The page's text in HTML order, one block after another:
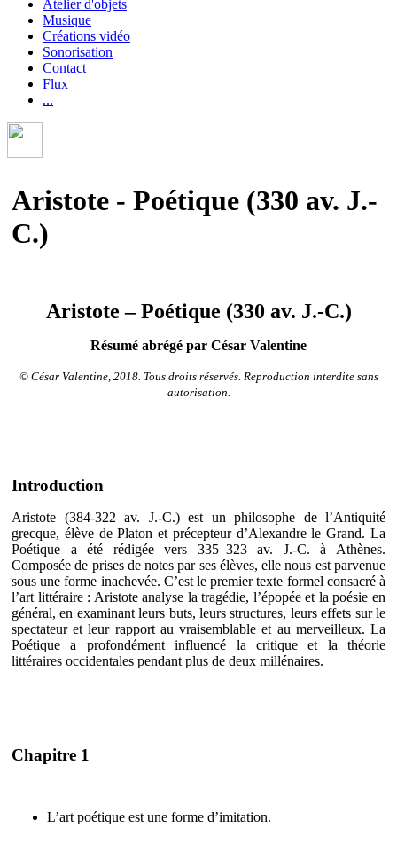
Atelier d'objets
Musique
Créations vidéo
Sonorisation
Contact
Flux
...
Aristote - Poétique (330 av. J.-
C.)
Aristote – Poétique (330 av. J.-C.)
Résumé abrégé par César Valentine
© César Valentine, 2018. Tous droits réservés. Reproduction interdite sans
autorisation.
Introduction
Aristote (384-322 av. J.-C.) est un philosophe de l’Antiquité
grecque, élève de Platon et précepteur d’Alexandre le Grand. La
Poétique a été rédigée vers 335–323 av. J.-C. à Athènes.
Composée de prises de notes par ses élèves, elle nous est parvenue
sous une forme inachevée. C’est le premier texte formel consacré à
l’art littéraire : Aristote analyse la tragédie, l’épopée et la poésie en
général, en examinant leurs buts, leurs structures, leurs effets sur le
spectateur et leur rapport au vraisemblable et au merveilleux. La
Poétique a profondément influencé la critique et la théorie
littéraires occidentales pendant plus de deux millénaires.
Chapitre 1
L’art poétique est une forme d’imitation.